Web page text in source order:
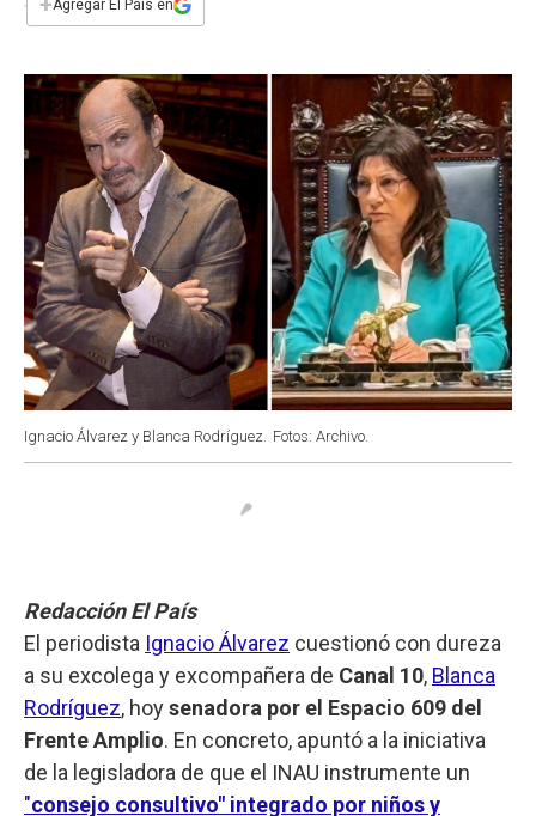
b
k
s
p
n
l
Agregar El País en
Ignacio Álvarez y Blanca Rodríguez. Fotos: Archivo.
Redacción El País
El periodista Ignacio Álvarez cuestionó con dureza
a su excolega y excompañera de Canal 10, Blanca
Rodríguez, hoysenadora por el Espacio 609 del
Frente Amplio. En concreto, apuntó a la iniciativa
de la legisladora de que el INAU instrumente un
"consejo consultivo" integrado por niños y